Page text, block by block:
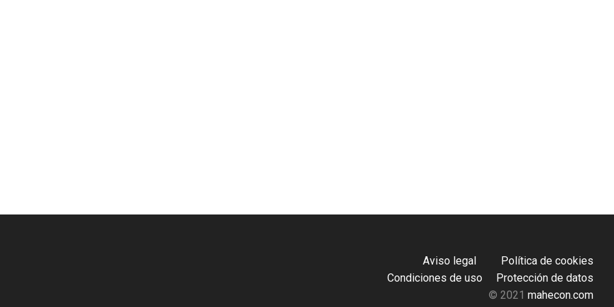
Aviso legal
Política de cookies
Condiciones de uso
Protección de datos
© 2021 mahecon.com